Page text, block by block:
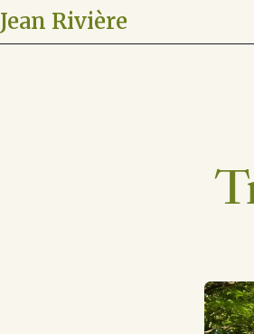
Jean Rivière